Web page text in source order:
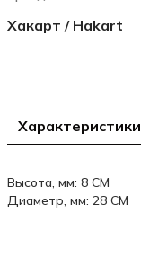
Хакарт / Hakart
Характеристики
Высота, мм: 8 CM
Диаметр, мм: 28 CM